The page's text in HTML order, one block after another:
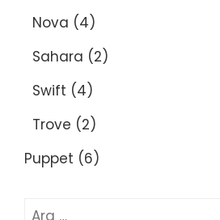
Nova (4)
Sahara (2)
Swift (4)
Trove (2)
Puppet (6)
Arama: